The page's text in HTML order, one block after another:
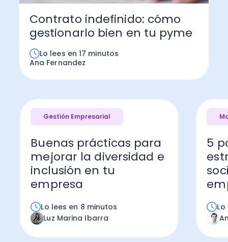
Administración Empresarial
Ver todo
Software Factura y Administración
Ver Todo
Kits
Autores
Contrato indefinido: cómo
gestionarlo bien en tu pyme
Lo lees en 17 minutos
Ana Fernandez
Gestión Empresarial
Buenas prácticas para
mejorar la diversidad e
inclusión en tu
empresa
Lo lees en 8 minutos
Luz Marina Ibarra
5